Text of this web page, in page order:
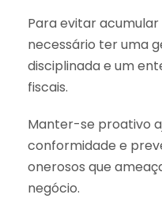
Para evitar
necessário ter uma
disciplinada e um
fiscais.
Manter-se proativo
conformidade e
onerosos que
negócio.